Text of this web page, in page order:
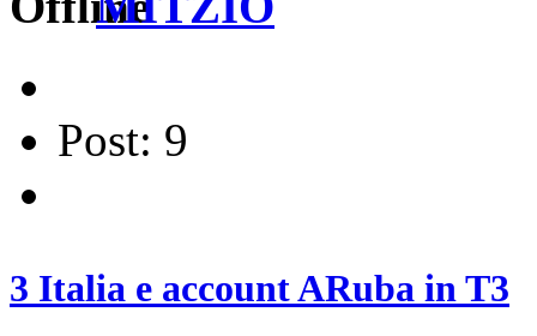
Post: 9
3 Italia e account ARuba in T3